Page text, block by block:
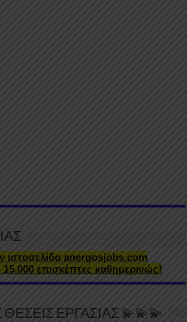
ιστοσελίδα anergosjobs.com
15.000 επισκέπτες καθημερινώς!
ΕΡΓΑΣΙΑΣ 💫💫💫